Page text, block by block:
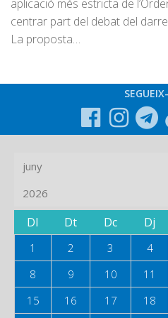
aplicació més estricta de
centrar part del debat del
La proposta…
Dl Dt Dc Dj
1 2 3 4
8
9 10 11
15
16 17 18